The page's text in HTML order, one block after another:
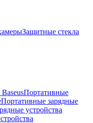
Защитные стекла
Портативные
Портативные зарядные
устройства